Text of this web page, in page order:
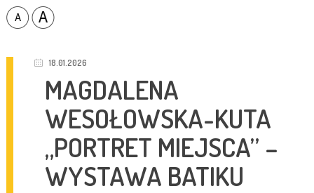
18.01.2026
MAGDALENA
WESOŁOWSKA-KUTA
„PORTRET MIEJSCA” –
WYSTAWA BATIKU